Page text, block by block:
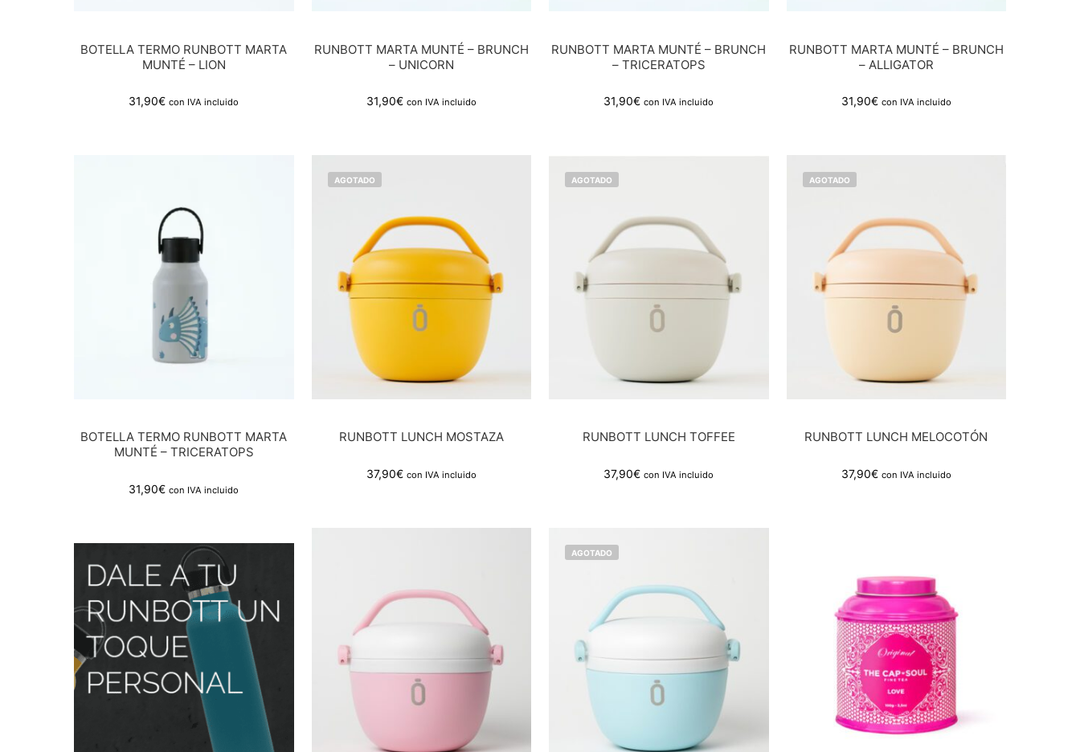
BOTELLA TERMO RUNBOTT MARTA
MUNTÉ – LION
31,90€ con IVA incluido
RUNBOTT MARTA MUNTÉ – BRUNCH
– UNICORN
31,90€ con IVA incluido
RUNBOTT MARTA MUNTÉ – BRUNCH
– TRICERATOPS
31,90€ con IVA incluido
RUNBOTT MARTA MUNTÉ – BRUNCH
– ALLIGATOR
31,90€ con IVA incluido
BOTELLA TERMO RUNBOTT MARTA
MUNTÉ – TRICERATOPS
31,90€ con IVA incluido
AGOTADO
RUNBOTT LUNCH MOSTAZA
37,90€ con IVA incluido
AGOTADO
RUNBOTT LUNCH TOFFEE
37,90€ con IVA incluido
AGOTADO
RUNBOTT LUNCH MELOCOTÓN
37,90€ con IVA incluido
AGOTADO